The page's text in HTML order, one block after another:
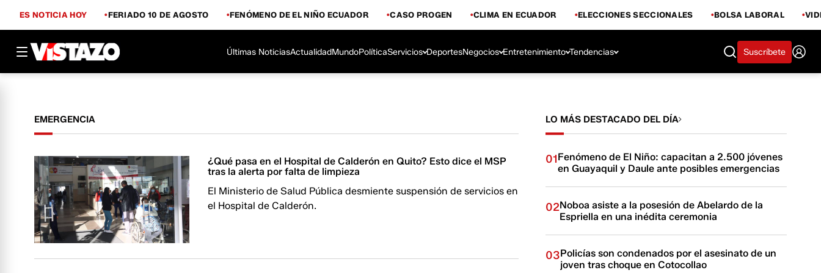
ES NOTICIA HOY FERIADO 10 DE AGOSTO FENÓMENO DE EL NIÑO ECUADOR CASO PROGEN CLIMA EN ECUADOR ELECCIONES SECCIONALES BOLSA LABORAL
Últimas NoticiasActualidadMundoPolíticaServicios DeportesNegocios Entretenimiento Tendencias Suscríbete
EMERGENCIA
¿Qué pasa en el Hospital de Calderón en Quito? Esto dice el MSP
tras la alerta por falta de limpieza
El Ministerio de Salud Pública desmiente suspensión de servicios en
el Hospital de Calderón.
LO MÁS DESTACADO DEL DÍA
01Fenómeno de El Niño: capacitan a 2.500 jóvenes
en Guayaquil y Daule ante posibles emergencias
02Noboa asiste a la posesión de Abelardo de la
Espriella en una inédita ceremonia
03Policías son condenados por el asesinato de un
joven tras choque en Cotocollao